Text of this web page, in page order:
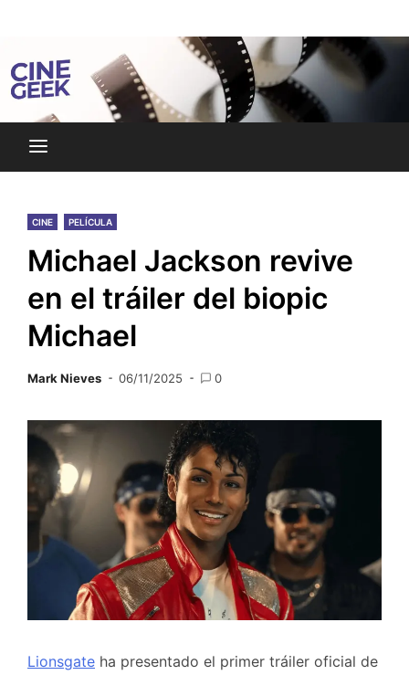
Cine Geek
CINE PELÍCULA
Michael Jackson revive
en el tráiler del biopic
Michael
Mark Nieves 06/11/2025 0
Lionsgate ha presentado el primer tráiler oficial de